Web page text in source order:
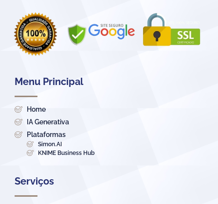
Menu Principal
Home
IA Generativa
Plataformas
Simon.AI
KNIME Business Hub
Serviços